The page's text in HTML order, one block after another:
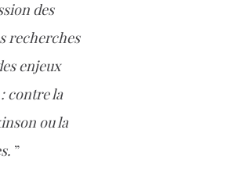
des
recherches
enjeux
contre la
ou la